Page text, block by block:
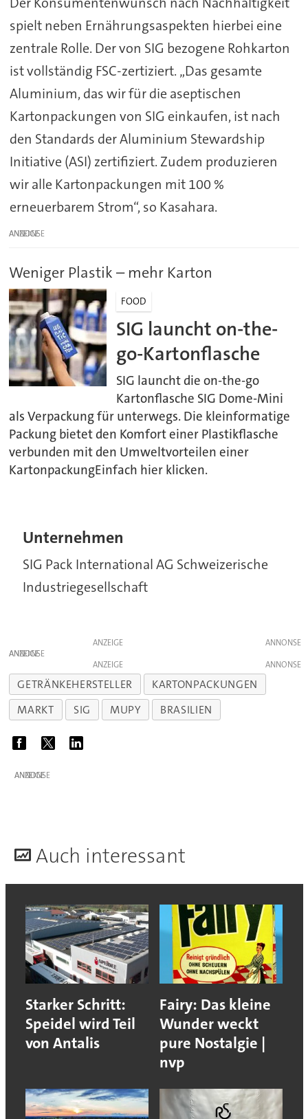
spielt neben Ernährungsaspekten hierbei eine
zentrale Rolle. Der von SIG bezogene Rohkarton
ist vollständig FSC-zertiziert. „Das gesamte
Aluminium, das wir für die aseptischen
Kartonpackungen von SIG einkaufen, ist nach
den Standards der Aluminium Stewardship
Initiative (ASI) zertifiziert. Zudem produzieren
wir alle Kartonpackungen mit 100 %
erneuerbarem Strom“, so Kasahara.
ANZEIGE
Weniger Plastik – mehr Karton
FOOD
SIG launcht on-the-
go-Kartonflasche
SIG launcht die on-the-go
Kartonflasche SIG Dome-Mini
als Verpackung für unterwegs. Die kleinformatige
Packung bietet den Komfort einer Plastikflasche
verbunden mit den Umweltvorteilen einer
KartonpackungEinfach hier klicken.
Unternehmen
SIG Pack International AG Schweizerische
Industriegesellschaft
ANZEIGE
ANZEIGE
ANZEIGE
GETRÄNKEHERSTELLER
KARTONPACKUNGEN
MARKT
SIG MUPY BRASILIEN
ANZEIGE
Auch interessant
Starker Schritt:
Speidel wird Teil
von Antalis
Fairy: Das kleine
Wunder weckt
pure Nostalgie |
nvp